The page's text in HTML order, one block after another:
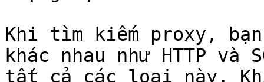
Khi tìm kiếm proxy,
khác nhau như HTTP và
tất cả các loại này.